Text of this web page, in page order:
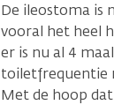
De ileostoma is
vooral het heel
er is nu al 4
toiletfrequentie
Met de hoop